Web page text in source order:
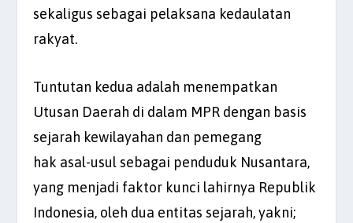
sekaligus sebagai pelaksana kedaulatan
rakyat.
Tuntutan kedua adalah menempatkan
Utusan Daerah di dalam MPR dengan basis
sejarah kewilayahan dan pemegang
hak asal-usul sebagai penduduk Nusantara,
yang menjadi faktor kunci lahirnya Republik
Indonesia, oleh dua entitas sejarah, yakni;